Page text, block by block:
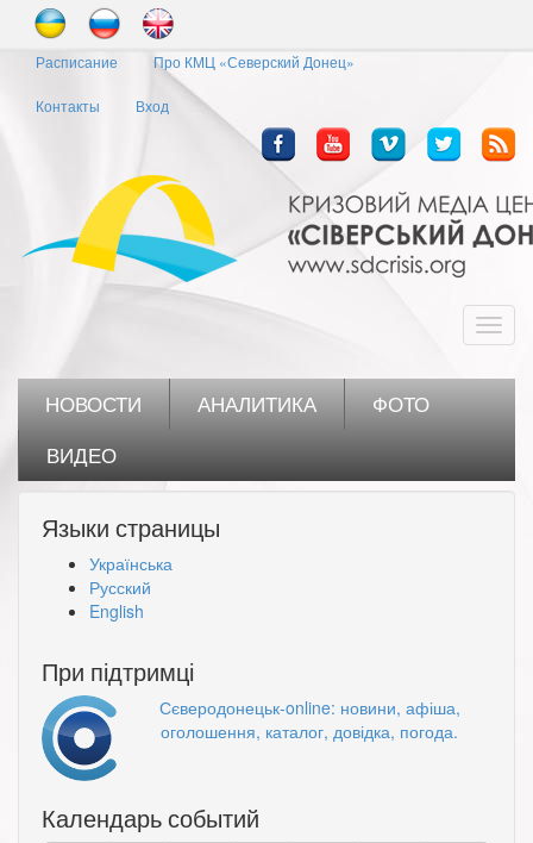
Перейти
основному
Расписание Про КМЦ «Северский Донец»
Контакты Вход
НОВОСТИ АНАЛИТИКА
ФОТО
ВИДЕО
Языки страницы
Українська
Русский
English
При підтримці
Сєверодонецьк-online: новини, афіша,
оголошення, каталог, довідка, погода.
Календарь событий